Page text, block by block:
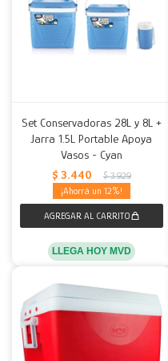
Set Conservadoras 28L y 8L +
Jarra 1.5L Portable Apoya
Vasos - Cyan
$ 3.440 $ 3.929
12
LLEGA HOY MVD